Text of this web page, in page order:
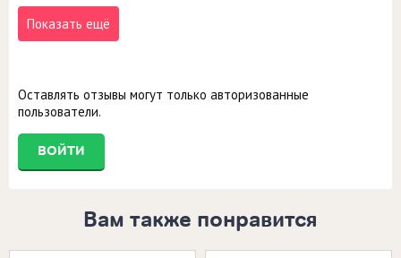
Показать ещё
Оставлять отзывы могут только авторизованные
пользователи.
ВОЙТИ
Вам также понравится